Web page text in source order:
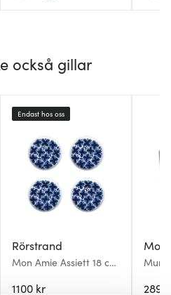
också gillar
Rörstrand
Mon Amie Assiett 18 cm
1100 kr
Endast hos oss
289